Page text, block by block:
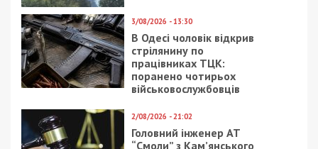
8/08/2026 - 13:00
Військовослужбовець і троє цивільних заробляли на
незаконному вивезенні бійців із військових частин
на Дніпропетровщині